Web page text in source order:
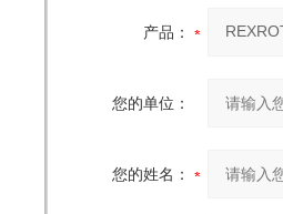
产品：
您的单位：
您的姓名：